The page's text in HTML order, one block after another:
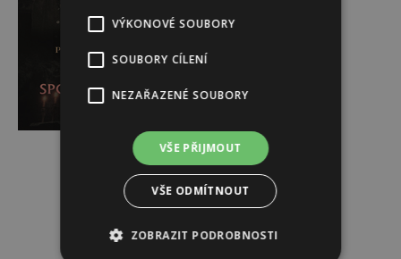
VÝKONOVÉ SOUBORY
SOUBORY CÍLENÍ
NEZAŘAZENÉ SOUBORY
VŠE PŘIJMOUT
VŠE ODMÍTNOUT
ZOBRAZIT PODROBNOSTI